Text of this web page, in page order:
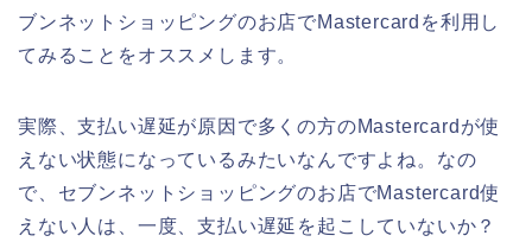
ブンネットショッピングのお店でMastercardを利用し
てみることをオススメします。
実際、支払い遅延が原因で多くの方のMastercardが使
えない状態になっているみたいなんですよね。なの
で、セブンネットショッピングのお店でMastercard使
えない人は、一度、支払い遅延を起こしていないか？